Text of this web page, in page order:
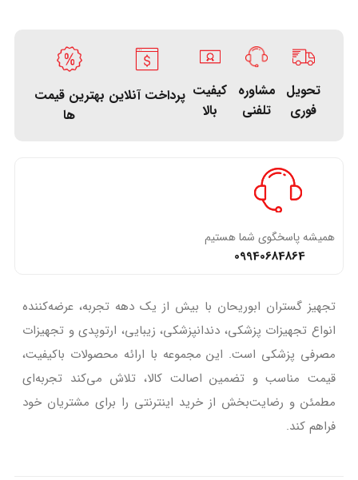
تحویل
فوری
مشاوره
تلفنی
کیفیت
بالا
پرداخت آنلاین بهترین قیمت
ها
تجهیز گستران ابوریحان با بیش از یک دهه تجربه، عرضه‌کننده
انواع تجهیزات پزشکی، دندانپزشکی، زیبایی، ارتوپدی و تجهیزات
مصرفی پزشکی است. این مجموعه با ارائه محصولات باکیفیت،
قیمت مناسب و تضمین اصالت کالا، تلاش می‌کند تجربه‌ای
مطمئن و رضایت‌بخش از خرید اینترنتی را برای مشتریان خود
فراهم کند.
همیشه پاسخگوی شما هستیم
09940684864